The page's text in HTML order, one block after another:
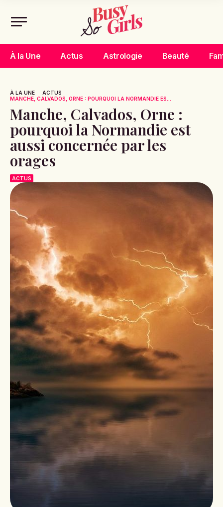
À la Une Actus Astrologie Beauté
À LA UNE
ACTUS
MANCHE, CALVADOS, ORNE : POURQUOI LA NORMANDIE ES...
Manche, Calvados, Orne :
pourquoi la Normandie est
aussi concernée par les
orages
ACTUS